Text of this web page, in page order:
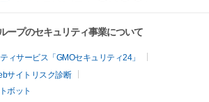
ープのセキュリティ事業について
ィサービス「GMOセキュリティ24」
サイトリスク診断
ボット